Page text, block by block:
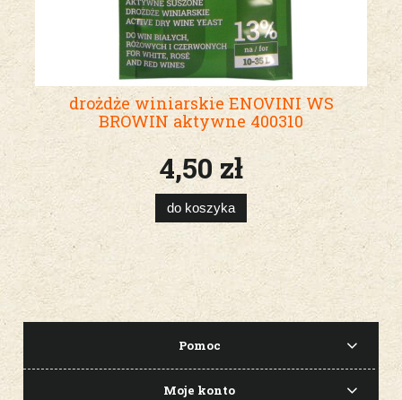
drożdże winiarskie ENOVINI WS
BROWIN aktywne 400310
4,50 zł
do koszyka
Pomoc
Moje konto